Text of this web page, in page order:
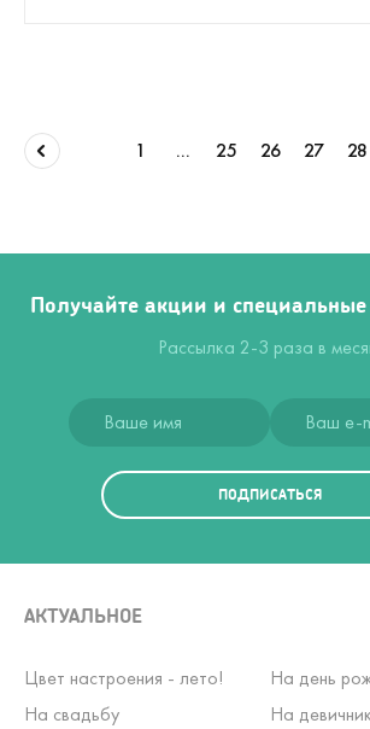
1 ... 25 26 27 28
Получайте акции и
Рассылка 2-3 раза в
ПОДПИСАТЬСЯ
АКТУАЛЬНОЕ
Цвет настроения - лето!
На день
На свадьбу
На девичник